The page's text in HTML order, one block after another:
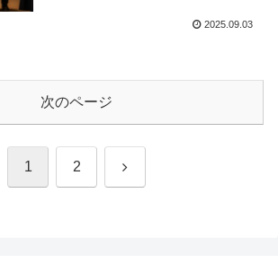
2025.09.03
次のページ
1 2 次